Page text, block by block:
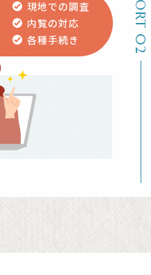
現地での調査
内覧の対応
各種手続き
売れることを知り
アドバイスをいた
途中経過や段取り
るので最終引渡し
ご依頼者の声
希望していた土地
入できたことに
くださった奥居